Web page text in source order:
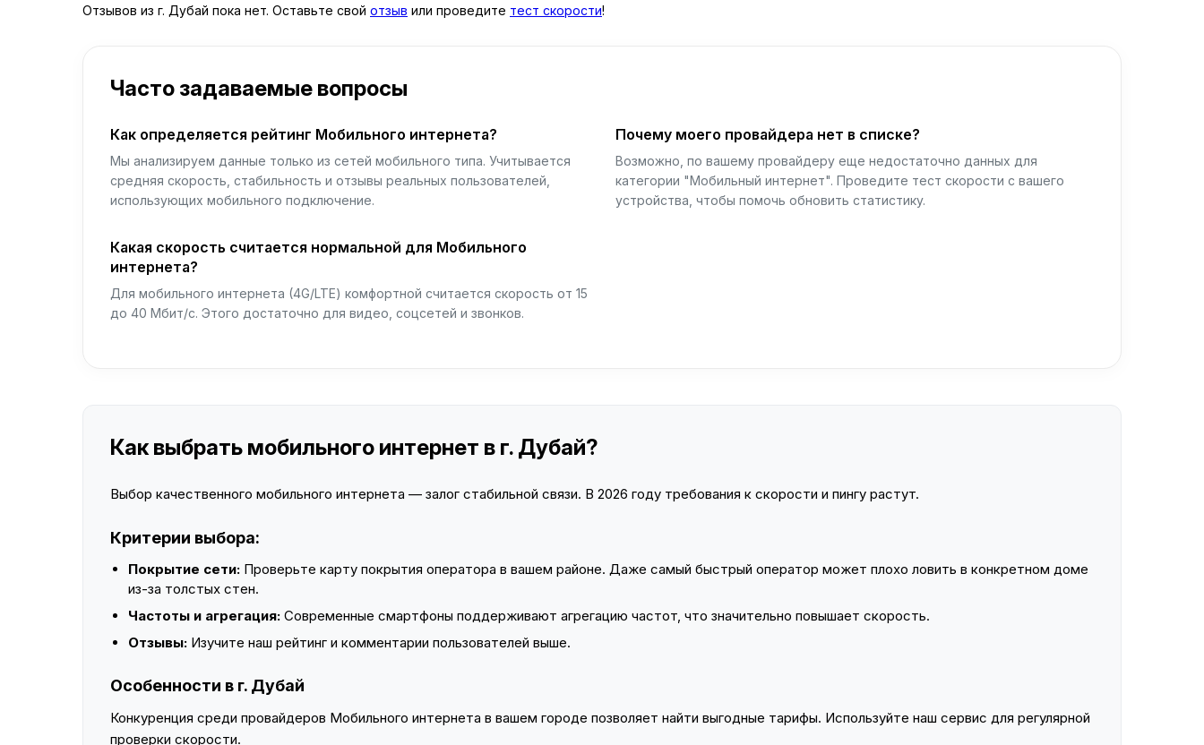
Отзывов из г. Дубай пока нет. Оставьте свой отзыв или проведите тест скорости!
Часто задаваемые вопросы
Как определяется рейтинг Мобильного интернета?
Мы анализируем данные только из сетей мобильного типа. Учитывается
средняя скорость, стабильность и отзывы реальных пользователей,
использующих мобильного подключение.
Почему моего провайдера нет в списке?
Возможно, по вашему провайдеру еще недостаточно данных для
категории "Мобильный интернет". Проведите тест скорости с вашего
устройства, чтобы помочь обновить статистику.
Какая скорость считается нормальной для Мобильного
интернета?
Для мобильного интернета (4G/LTE) комфортной считается скорость от 15
до 40 Мбит/с. Этого достаточно для видео, соцсетей и звонков.
Как выбрать мобильного интернет в г. Дубай?
Выбор качественного мобильного интернета — залог стабильной связи. В 2026 году требования к скорости и пингу растут.
Критерии выбора:
Покрытие сети: Проверьте карту покрытия оператора в вашем районе. Даже самый быстрый оператор может плохо ловить в конкретном доме
из-за толстых стен.
Частоты и агрегация: Современные смартфоны поддерживают агрегацию частот, что значительно повышает скорость.
Отзывы: Изучите наш рейтинг и комментарии пользователей выше.
Особенности в г. Дубай
Конкуренция среди провайдеров Мобильного интернета в вашем городе позволяет найти выгодные тарифы. Используйте наш сервис для регулярной
проверки скорости.